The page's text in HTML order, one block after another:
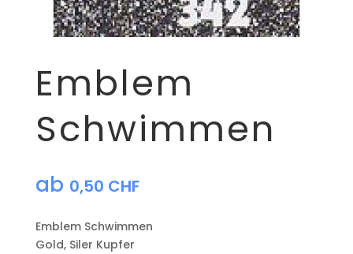
Emblem
Schwimmen
ab 0,50 CHF
Emblem Schwimmen
Gold, Siler Kupfer